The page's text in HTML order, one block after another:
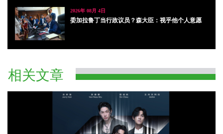
2026年 08月 4日
委加拉鲁丁当行政议员？森大臣：视乎他个人意愿
相关文章